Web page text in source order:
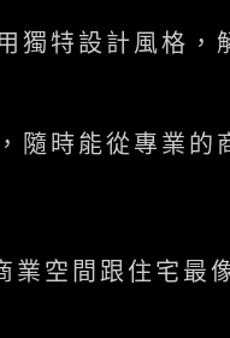
獨特設計風格，
隨時能從專業的
空間跟住宅最